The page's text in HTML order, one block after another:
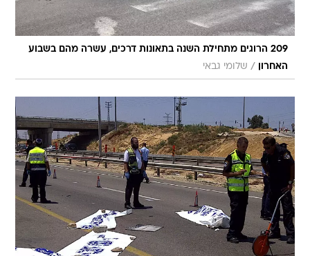
209 הרוגים מתחילת השנה בתאונות דרכים, עשרה מהם בשבוע
האחרון
/ שלומי גבאי